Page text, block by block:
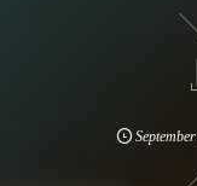
September